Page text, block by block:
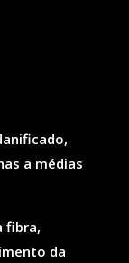
a médias
fibra,
da